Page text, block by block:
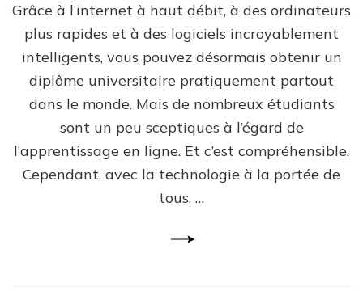
Grâce à l’internet à haut débit, à des ordinateurs
plus rapides et à des logiciels incroyablement
intelligents, vous pouvez désormais obtenir un
diplôme universitaire pratiquement partout
dans le monde. Mais de nombreux étudiants
sont un peu sceptiques à l’égard de
l’apprentissage en ligne. Et c’est compréhensible.
Cependant, avec la technologie à la portée de
tous, …